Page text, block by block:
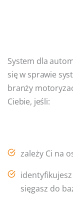
System dla
się w sprawie
branży
Ciebie, jeśli:
zależy Ci na
sięgasz do